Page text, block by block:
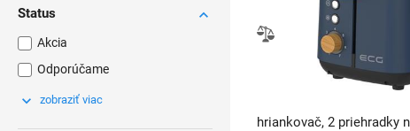
Status
Akcia
Odporúčame
zobraziť viac
hriankovač, 2 priehradky